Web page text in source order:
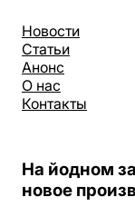
Новости
Статьи
Анонс
О нас
Контакты
На йодном
новое